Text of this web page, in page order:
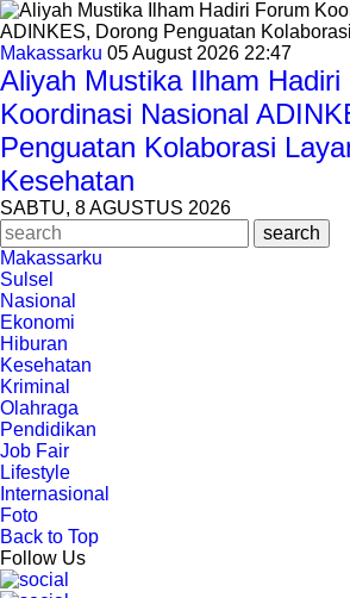
Makassarku 05 August 2026 22:47
Aliyah Mustika Ilham Hadiri
Koordinasi Nasional
Penguatan Kolaborasi
Kesehatan
SABTU, 8 AGUSTUS 2026
Makassarku
Sulsel
Nasional
Ekonomi
Hiburan
Kesehatan
Kriminal
Olahraga
Pendidikan
Job Fair
Lifestyle
Internasional
Foto
Back to Top
Follow Us